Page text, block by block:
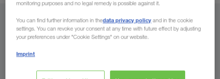
De
monitoring purposes and no legal remedy is possible against it.
You can find further information in thedata privacy policy and in the cookie
settings. You can revoke your consent at any time with future effect by adjusting
your preferences under "Cookie Settings" on our website.
Imprint